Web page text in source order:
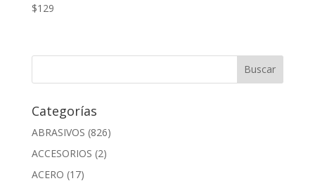
$129
Categorías
ABRASIVOS (826)
ACCESORIOS (2)
ACERO (17)